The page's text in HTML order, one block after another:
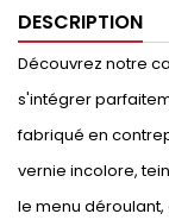
DESCRIPTION
Découvrez notre
s'intégrer
fabriqué en
vernie incolore,
le menu